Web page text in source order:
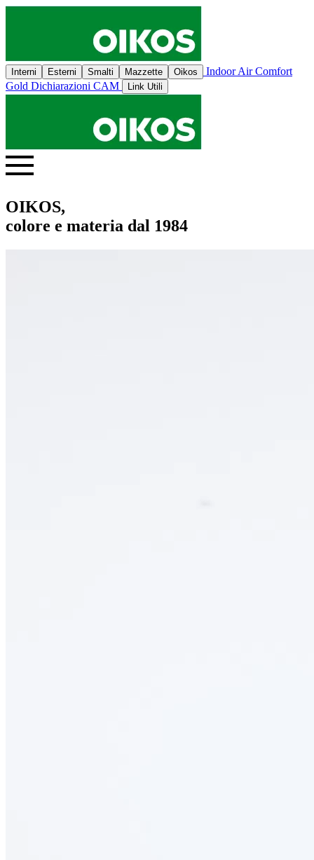
Interni Esterni Smalti Mazzette Oikos
Indoor Air Comfort
Gold Dichiarazioni CAM Link Utili
OIKOS,
colore e materia dal 1984